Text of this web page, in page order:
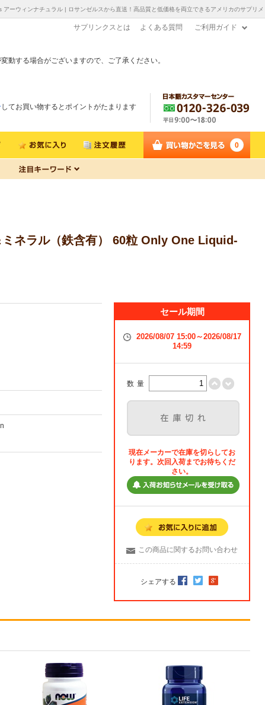
ウィンナチュラル | ロサンゼルスから直送！高品質と低価格を両立できるアメリカのサプリメ
サプリンクスとは よくある質問 ご利用ガイド
動する場合がございますので、ご了承ください。
してお買い物するとポイントがたまります
0
ミネラル（鉄含有） 60粒 Only One Liquid-
セール期間
2026/08/07 15:00～2026/08/17
14:59
数量
現在メーカーで在庫を切らしてお
ります。次回入荷までお待ちくだ
さい。
この商品に関するお問い合わせ
シェアする